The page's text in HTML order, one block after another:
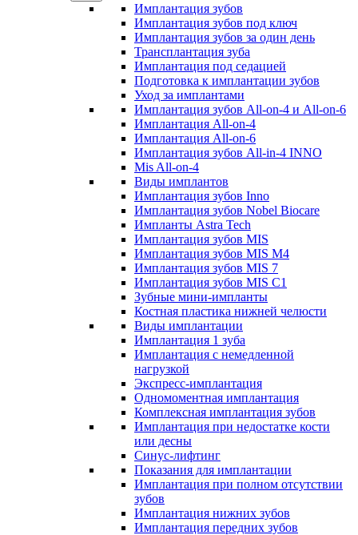
Имплантация зубов
Имплантация зубов под ключ
Имплантация зубов за один день
Трансплантация зуба
Имплантация под седацией
Подготовка к имплантации зубов
Уход за имплантами
Имплантация зубов All-on-4 и All-on-6
Имплантация All-on-4
Имплантация All-on-6
Имплантация зубов All-in-4 INNO
Mis All-on-4
Виды имплантов
Имплантация зубов Inno
Имплантация зубов Nobel Biocare
Импланты Astra Tech
Имплантация зубов MIS
Имплантация зубов MIS M4
Имплантация зубов MIS 7
Имплантация зубов MIS C1
Зубные мини-импланты
Костная пластика нижней челюсти
Виды имплантации
Имплантация 1 зуба
Имплантация с немедленной
нагрузкой
Экспресс-имплантация
Одномоментная имплантация
Комплексная имплантация зубов
Имплантация при недостатке кости
или десны
Синус-лифтинг
Показания для имплантации
Имплантация при полном отсутствии
зубов
Имплантация нижних зубов
Имплантация передних зубов